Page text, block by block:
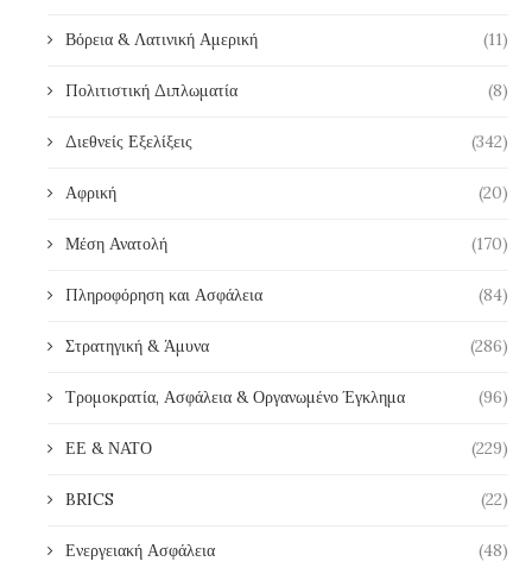
Βόρεια & Λατινική Αμερική (11)
Πολιτιστική Διπλωματία (8)
Διεθνείς Εξελίξεις (342)
Αφρική (20)
Μέση Ανατολή (170)
Πληροφόρηση και Ασφάλεια (84)
Στρατηγική & Άμυνα (286)
Τρομοκρατία, Ασφάλεια & Οργανωμένο Έγκλημα (96)
ΕΕ & ΝΑΤΟ (229)
BRICS (22)
Ενεργειακή Ασφάλεια (48)